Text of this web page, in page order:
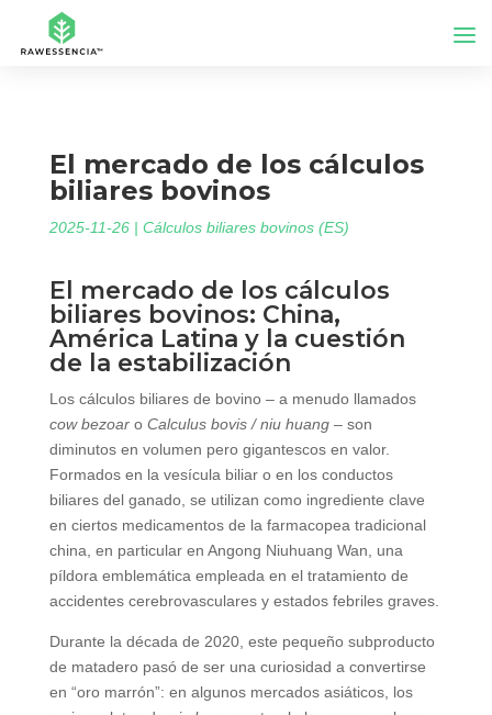
El mercado de los cálculos
biliares bovinos
2025-11-26| Cálculos biliares bovinos (ES)
El mercado de los cálculos
biliares bovinos: China,
América Latina y la cuestión
de la estabilización
Los cálculos biliares de bovino – a menudo llamados
cow bezoaro Calculus bovis / niu huang– son
diminutos en volumen pero gigantescos en valor.
Formados en la vesícula biliar o en los conductos
biliares del ganado, se utilizan como ingrediente clave
en ciertos medicamentos de la farmacopea tradicional
china, en particular en Angong Niuhuang Wan, una
píldora emblemática empleada en el tratamiento de
accidentes cerebrovasculares y estados febriles graves.
Durante la década de 2020, este pequeño subproducto
de matadero pasó de ser una curiosidad a convertirse
en “oro marrón”: en algunos mercados asiáticos, los